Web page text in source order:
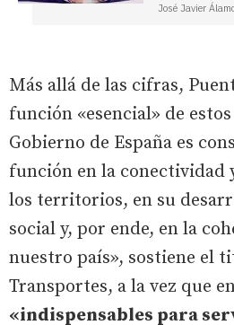
José Javier
Más allá de las cifras,
función «esencial» de
Gobierno de España es
función en la conectividad
los territorios, en su
social y, por ende, en la
nuestro país», sostiene el
Transportes, a la vez que
«indispensables para